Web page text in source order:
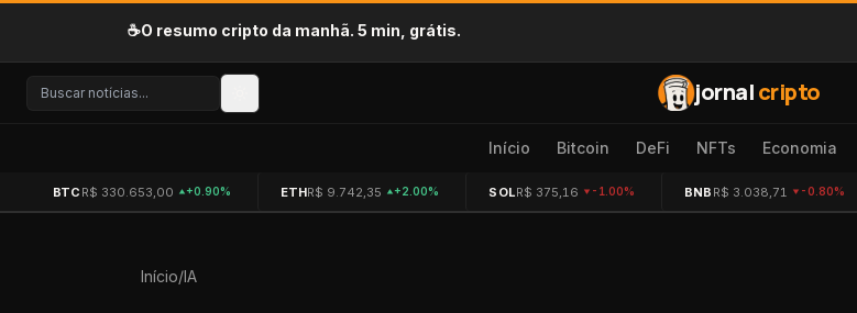
☕O resumo cripto da manhã. 5 min, grátis.
jornalcripto
Início Bitcoin DeFi NFTs Economia
BTC R$ 330.653,00 +0.90% ETHR$ 9.742,35 +2.00% SOLR$ 375,16 -1.00% BNB R$ 3.038,71 -0.80%
Início/IA